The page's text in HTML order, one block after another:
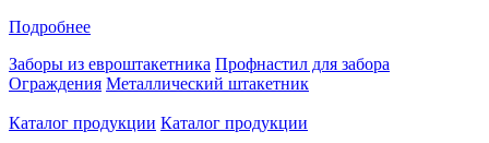
Подробнее
Заборы из евроштакетника Профнастил для забора
Ограждения Металлический штакетник
Каталог продукции Каталог продукции